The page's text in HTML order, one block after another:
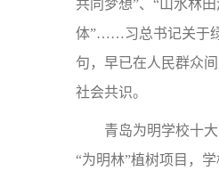
共同梦想”、“山水林
体”……习总书记关于
句，早已在人民群众
社会共识。
青岛为明学校十
“为明林”植树项目，